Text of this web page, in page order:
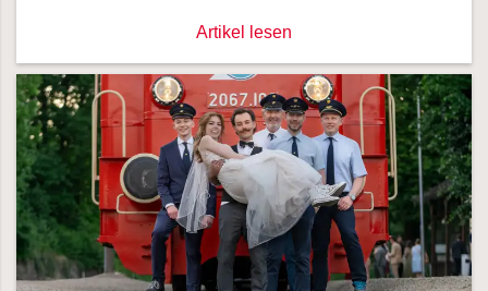
Zwei Legenden gehen in Pension -
Artikel lesen